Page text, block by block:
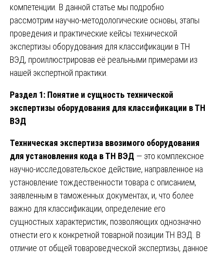
компетенции. В данной статье мы подробно
рассмотрим научно-методологические основы, этапы
проведения и практические кейсы технической
экспертизы оборудования для классификации в ТН
ВЭД, проиллюстрировав её реальными примерами из
нашей экспертной практики.
Раздел 1: Понятие и сущность технической
экспертизы оборудования для классификации в ТН
ВЭД
Техническая экспертиза ввозимого оборудования
для установления кода в ТН ВЭД — это комплексное
научно-исследовательское действие, направленное на
установление тождественности товара с описанием,
заявленным в таможенных документах, и, что более
важно для классификации, определение его
сущностных характеристик, позволяющих однозначно
отнести его к конкретной товарной позиции ТН ВЭД. В
отличие от общей товароведческой экспертизы, данное